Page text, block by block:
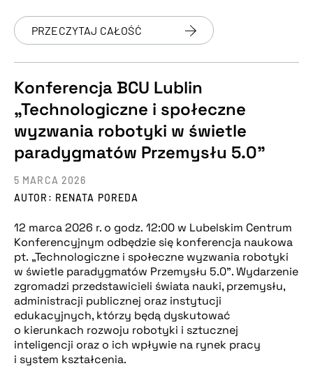
PRZECZYTAJ CAŁOŚĆ
Konferencja BCU Lublin
„Technologiczne i społeczne
wyzwania robotyki w świetle
paradygmatów Przemysłu 5.0”
AUTOR: RENATA POREDA
5 MARCA 2026
12 marca 2026 r. o godz. 12:00 w Lubelskim Centrum
Konferencyjnym odbędzie się konferencja naukowa
pt. „Technologiczne i społeczne wyzwania robotyki
w świetle paradygmatów Przemysłu 5.0”. Wydarzenie
zgromadzi przedstawicieli świata nauki, przemysłu,
administracji publicznej oraz instytucji
edukacyjnych, którzy będą dyskutować
o kierunkach rozwoju robotyki i sztucznej
inteligencji oraz o ich wpływie na rynek pracy
i system kształcenia.